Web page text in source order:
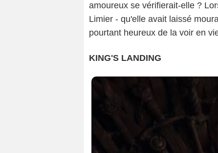
amoureux se vérifierait-elle ?
Limier - qu'elle avait laissé
pourtant heureux de la voir en
KING'S LANDING